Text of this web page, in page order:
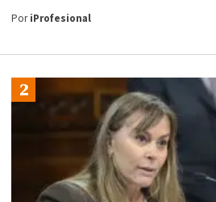
PoriProfesional